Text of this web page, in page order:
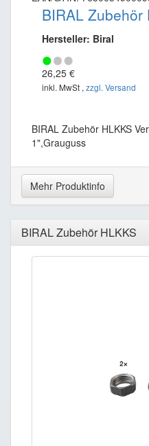
BIRAL Zubehör
Hersteller: Biral
26,25 €
inkl. MwSt , zzgl. Versand
BIRAL Zubehör HLKKS
1",Grauguss
Mehr Produktinfo
BIRAL Zubehör HLKKS